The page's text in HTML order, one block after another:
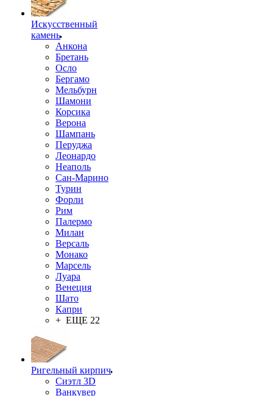
Искусственный
камень
Анкона
Бретань
Осло
Бергамо
Мельбурн
Шамони
Корсика
Верона
Шампань
Перуджа
Леонардо
Неаполь
Сан-Марино
Турин
Форли
Рим
Палермо
Милан
Версаль
Монако
Марсель
Луара
Венеция
Шато
Капри
+ ЕЩЕ 22
Ригельный кирпич
Сиэтл 3D
Ванкувер